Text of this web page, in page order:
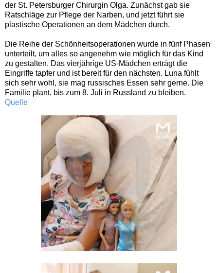
der St. Petersburger Chirurgin Olga. Zunächst gab sie
Ratschläge zur Pflege der Narben, und jetzt führt sie
plastische Operationen an dem Mädchen durch.
Die Reihe der Schönheitsoperationen wurde in fünf Phasen
unterteilt, um alles so angenehm wie möglich für das Kind
zu gestalten. Das vierjährige US-Mädchen erträgt die
Eingriffe tapfer und ist bereit für den nächsten. Luna fühlt
sich sehr wohl, sie mag russisches Essen sehr gerne. Die
Familie plant, bis zum 8. Juli in Russland zu bleiben.
Quelle